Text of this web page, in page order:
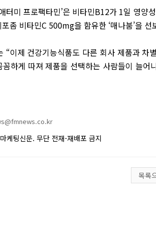
터미 프로팩타민’은 비타민B12가 1일 영
좀 비타민C 500mg을 함유한 ‘매나붐’을 선
“이제 건강기능식품도 다른 회사 제품과
하게 따져 제품을 선택하는 사람들이 늘
팅신문. 무단 전재-재배포 금지
목록